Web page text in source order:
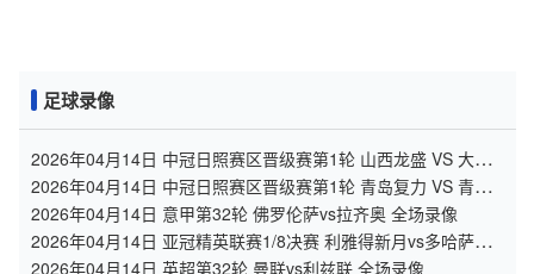
足球录像
2026年04月14日 中冠日照赛区晋级赛第1轮 山西龙盛 VS 大连
聚惺晟恒 全场录像
2026年04月14日 中冠日照赛区晋级赛第1轮 青岛复力 VS 青岛
追风少年 全场录像
2026年04月14日 意甲第32轮 佛罗伦萨vs拉齐奥 全场录像
2026年04月14日 亚冠精英联赛1/8决赛 利雅得新月vs多哈萨德
全场录像
2026年04月14日 英超第32轮 曼联vs利兹联 全场录像